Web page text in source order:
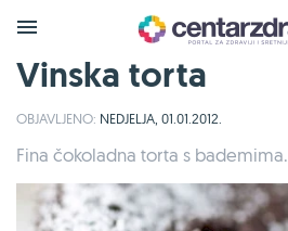
Vinska torta
OBJAVLJENO: NEDJELJA, 01.01.2012.
Fina čokoladna torta s bademima.